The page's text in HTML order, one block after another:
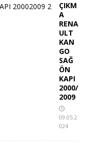
ÇIKM
A
RENA
ULT
KAN
GO
SAĞ
ÖN
KAPI
2000/
2009
09.05.2
024